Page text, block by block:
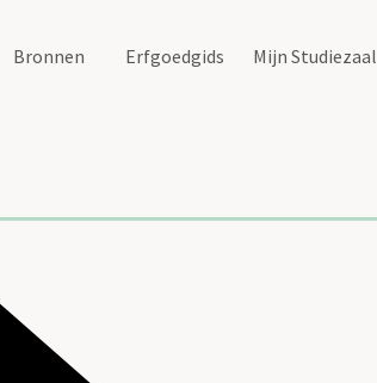
Bronnen Erfgoedgids Mijn Studiezaal